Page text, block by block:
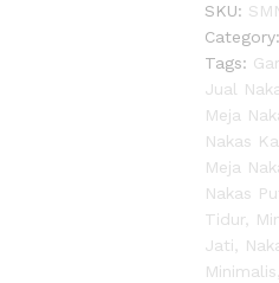
SKU:
Category:
Tags:
Jual
Meja
Nakas
Meja
Nakas
Tidur,
Jati
Minimalis